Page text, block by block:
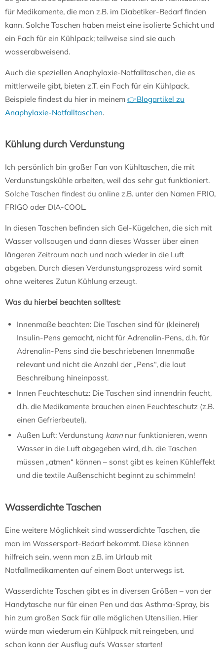
für Medikamente, die man z.B. im Diabetiker-Bedarf finden
kann. Solche Taschen haben meist eine isolierte Schicht und
ein Fach für ein Kühlpack; teilweise sind sie auch
wasserabweisend.
Auch die speziellen Anaphylaxie-Notfalltaschen, die es
mittlerweile gibt, bieten z.T. ein Fach für ein Kühlpack.
Beispiele findest du hier in meinem 👉Blogartikel zu
Anaphylaxie-Notfalltaschen.
Kühlung durch Verdunstung
Ich persönlich bin großer Fan von Kühltaschen, die mit
Verdunstungskühle arbeiten, weil das sehr gut funktioniert.
Solche Taschen findest du online z.B. unter den Namen FRIO,
FRIGO oder DIA-COOL.
In diesen Taschen befinden sich Gel-Kügelchen, die sich mit
Wasser vollsaugen und dann dieses Wasser über einen
längeren Zeitraum nach und nach wieder in die Luft
abgeben. Durch diesen Verdunstungsprozess wird somit
ohne weiteres Zutun Kühlung erzeugt.
Was du hierbei beachten solltest:
Innenmaße beachten: Die Taschen sind für (kleinere!)
Insulin-Pens gemacht, nicht für Adrenalin-Pens, d.h. für
Adrenalin-Pens sind die beschriebenen Innenmaße
relevant und nicht die Anzahl der „Pens“, die laut
Beschreibung hineinpasst.
Innen Feuchteschutz: Die Taschen sind innendrin feucht,
d.h. die Medikamente brauchen einen Feuchteschutz (z.B.
einen Gefrierbeutel).
Außen Luft: Verdunstung kann nur funktionieren, wenn
Wasser in die Luft abgegeben wird, d.h. die Taschen
müssen „atmen“ können – sonst gibt es keinen Kühleffekt
und die textile Außenschicht beginnt zu schimmeln!
Wasserdichte Taschen
Eine weitere Möglichkeit sind wasserdichte Taschen, die
man im Wassersport-Bedarf bekommt. Diese können
hilfreich sein, wenn man z.B. im Urlaub mit
Notfallmedikamenten auf einem Boot unterwegs ist.
Wasserdichte Taschen gibt es in diversen Größen – von der
Handytasche nur für einen Pen und das Asthma-Spray, bis
hin zum großen Sack für alle möglichen Utensilien. Hier
würde man wiederum ein Kühlpack mit reingeben, und
schon kann der Ausflug aufs Wasser starten!